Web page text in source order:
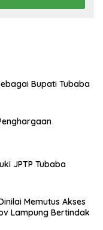
Bupati Tubaba
JPTP Tubaba
Memutus Akses
Lampung Bertindak